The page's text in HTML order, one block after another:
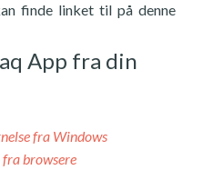
finde linket til på denne
App fra din
fra Windows
fra browsere